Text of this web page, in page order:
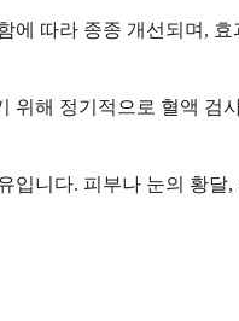
에 따라 종종 개선되며,
위해 정기적으로 혈액 검
입니다. 피부나 눈의 황달